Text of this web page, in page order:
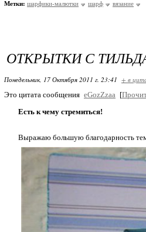
Метки: шарфики-малютки шарф вязание
ОТКРЫТКИ С
Понедельник, 17 Октября 2011 г. 23:41 + в
Это цитата сообщения eGozZzaa [
Есть к чему стремиться!
Выражаю большую благодарность